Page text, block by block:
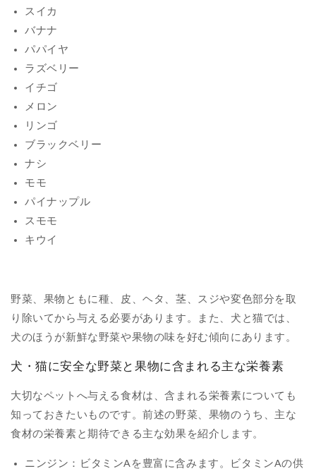
スイカ
バナナ
パパイヤ
ラズベリー
イチゴ
メロン
リンゴ
ブラックベリー
ナシ
モモ
パイナップル
スモモ
キウイ
野菜、果物ともに種、皮、ヘタ、茎、スジや変色部分を取
り除いてから与える必要があります。また、犬と猫では、
犬のほうが新鮮な野菜や果物の味を好む傾向にあります。
犬・猫に安全な野菜と果物に含まれる主な栄養素
大切なペットへ与える食材は、含まれる栄養素についても
知っておきたいものです。前述の野菜、果物のうち、主な
食材の栄養素と期待できる主な効果を紹介します。
ニンジン：ビタミンAを豊富に含みます。ビタミンAの供